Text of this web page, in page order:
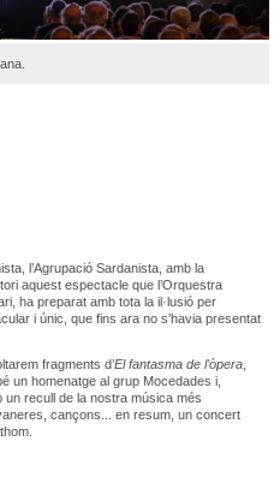
l’Agrupació Sardanista, amb la
aquest espectacle que l’Orquestra
ha preparat amb tota la il·lusió per
i únic, que fins ara no s’havia presentat
fragments d’El fantasma de l'òpera,
un homenatge al grup Mocedades i,
recull de la nostra música més
cançons... en resum, un concert